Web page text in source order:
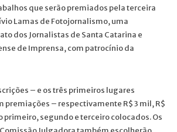
que serão premiados pela terceira
Lamas de Fotojornalismo, uma
dos Jornalistas de Santa Catarina e
de Imprensa, com patrocínio da
– e os três primeiros lugares
premiações – respectivamente R$ 3 mil, R$
primeiro, segundo e terceiro colocados. Os